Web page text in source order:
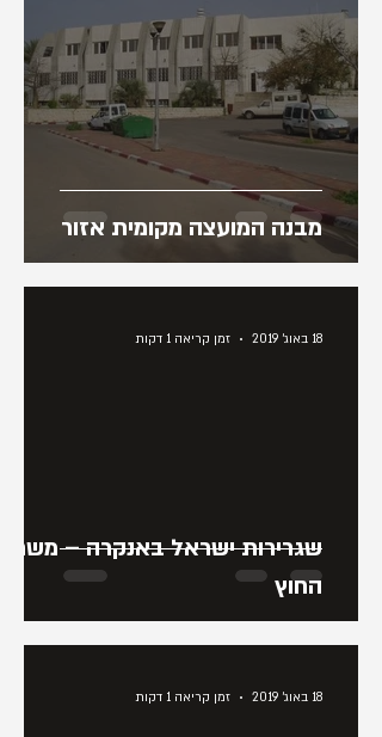
מבנה המועצה מקומית אזור
שגרירות ישראל באנקרה – משרד
החוץ
18 באוג׳ 2019 זמן קריאה 1 דקות
18 באוג׳ 2019 זמן קריאה 1 דקות